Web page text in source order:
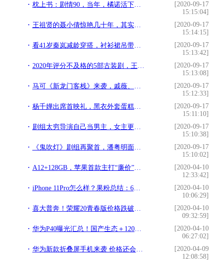
枕上书：剧情90，当年，橘诺活下来了，听听她说的另一种真相
[2020-09-17
15:15:04]
王祖贤的聂小倩惊艳几十年，其实在当年，徐克并不想用她
[2020-09-17
15:14:15]
看41岁秦岚减龄穿搭，衬衫裙吊带裙一样不落，活似个二十岁姑娘
[2020-09-17
15:13:42]
2020年评分不及格的5部古装剧，王源、宋威龙都有作品上榜
[2020-09-17
15:13:08]
马可《新龙门客栈》来袭，戚薇、沈梦辰颜值超高，男二气场却更大
[2020-09-17
15:12:33]
杨千嬅出席首映礼，黑衣外套蛋糕袖成亮点，不愧不老女神
[2020-09-17
15:11:10]
剧组太穷导演自己当男主，女主更是零片酬，却意外收获上亿票房
[2020-09-17
15:10:38]
《鬼吹灯》剧组再聚首，潘粤明面色红润状态佳，网友：何时开播？
[2020-09-17
15:10:02]
A12+128GB，苹果首款主打“廉价”的iPhone，已不足5K
[2020-04-10
12:33:42]
iPhone 11Pro怎么样？果粉总结：6个痛点无法接受
[2020-04-10
10:06:29]
喜大普奔！荣耀20青春版价格跌破千元，网友：这次终于可以入手了
[2020-04-10
09:32:59]
华为P40曝光汇总！国产生态＋120Hz屏幕＋超级影像系统，你买吗？
[2020-04-10
06:27:02]
华为新款折叠屏手机来袭 价格还会炒到10万？
[2020-04-09
12:08:58]